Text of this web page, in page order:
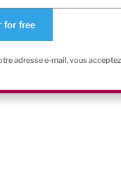
adresse e-mail, vous